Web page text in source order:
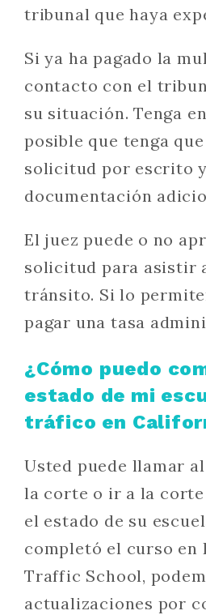
tribunal que haya
Si ya ha pagado la
contacto con el
su situación. Tenga
posible que tenga
solicitud por escrito
documentación
El juez puede o no
solicitud para asistir
tránsito. Si lo
pagar una tasa
¿Cómo puedo
estado de mi
tráfico en
Usted puede llamar
la corte o ir a la
el estado de su
completó el curso en
Traffic School,
actualizaciones por